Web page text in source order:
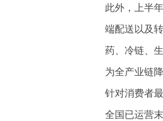
此外，上半
端配送以及
药、冷链、
为全产业链
针对消费者
全国已运营